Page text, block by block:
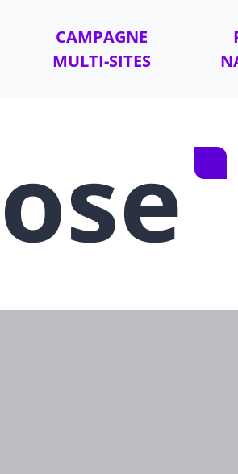
CAMPAGNE
MULTI-SITES